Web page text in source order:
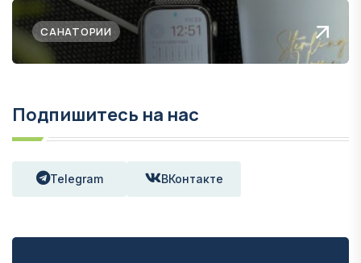
САНАТОРИИ
Подпишитесь на нас
Telegram ВКонтакте